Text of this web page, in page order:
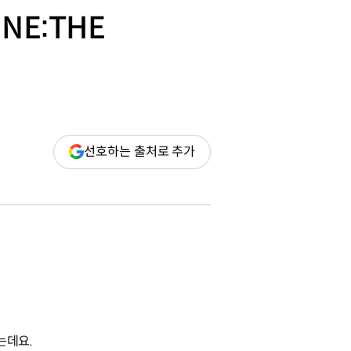
선호하는 출처로 추가(새
창
데요.